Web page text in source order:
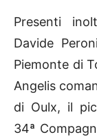
Presenti
Davide
Piemonte di
Angelis
di Oulx, il
34ª